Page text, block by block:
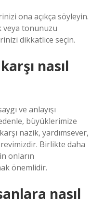
ona açıkça söyleyin.
veya tonunuzu
dikkatlice seçin.
nasıl
ve anlayışı
büyüklerimize
nazik, yardımsever,
Birlikte daha
onların
önemlidir.
nasıl